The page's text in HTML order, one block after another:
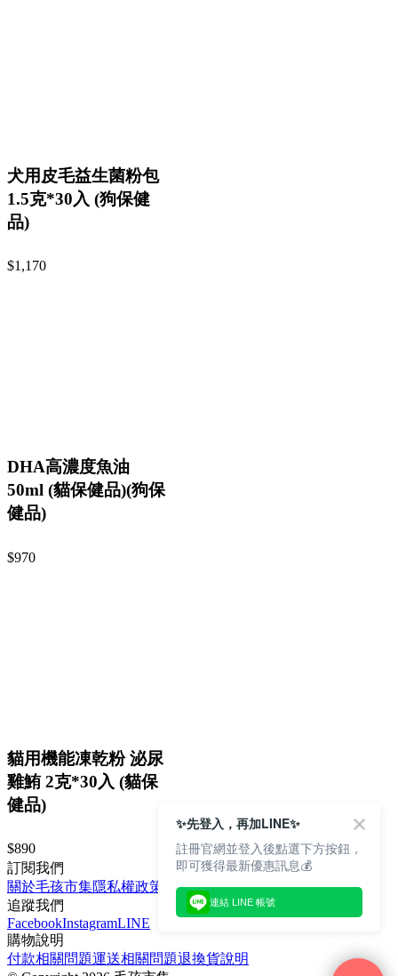
犬用皮毛益生菌粉包
1.5克*30入 (狗保健
品)
$1,170
DHA高濃度魚油
50ml (貓保健品)(狗保
健品)
$970
貓用機能凍乾粉 泌尿
雞鮪 2克*30入 (貓保
健品)
$890
訂閱我們
關於毛孩市集隱私權政策
文章
追蹤我們
FacebookInstagramLINE
購物說明
付款相關問題運送相關問題退換貨說明
✨先登入，再加LINE✨
註冊官網並登入後點選下方按鈕，
即可獲得最新優惠訊息💰
連結 LINE 帳號